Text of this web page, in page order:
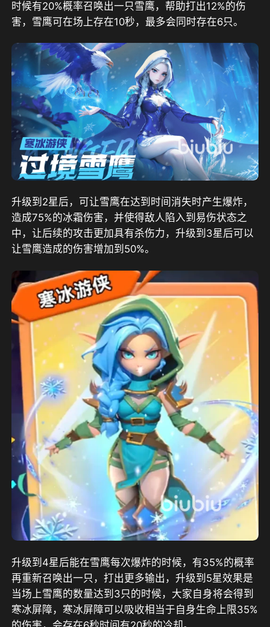
时候有20%概率召唤出一只雪鹰，帮助打出12%的伤
害，雪鹰可在场上存在10秒，最多会同时存在6只。
升级到2星后，可让雪鹰在达到时间消失时产生爆炸，
造成75%的冰霜伤害，并使得敌人陷入到易伤状态之
中，让后续的攻击更加具有杀伤力，升级到3星后可以
让雪鹰造成的伤害增加到50%。
升级到4星后能在雪鹰每次爆炸的时候，有35%的概率
再重新召唤出一只，打出更多输出，升级到5星效果是
当场上雪鹰的数量达到3只的时候，大家自身将会得到
寒冰屏障，寒冰屏障可以吸收相当于自身生命上限35%